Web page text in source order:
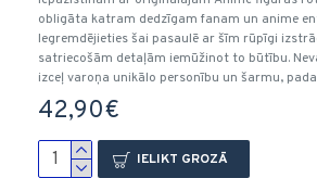
obligāta katram dedzīgam fanam un anime
Iegremdējieties šai pasaulē ar šīm rūpīgi
satriecošām detaļām iemūžinot to būtību.
izceļ varoņa unikālo personību un šarmu,
42,90€
IELIKT GROZĀ